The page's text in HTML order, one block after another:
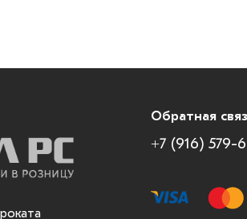
Обратная
+7 (916) 579-